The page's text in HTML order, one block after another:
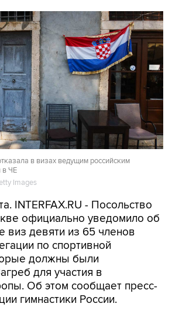
в визах ведущим российским
в ЧЕ
Images
INTERFAX.RU - Посольство
официально уведомило об
виз девяти из 65 членов
по спортивной
должны были
для участия в
Об этом сообщает пресс-
гимнастики России.